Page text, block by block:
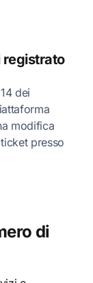
registrato
dei
modifica
presso
di